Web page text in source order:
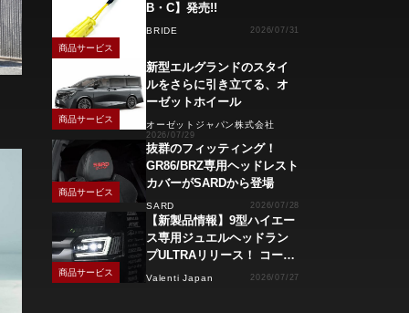
商品サービス
B・C】発売!!
BRIDE 2026/07/31
商品サービス
新型エルグランドのスタイ
ルをさらに引き立てる、オ
ーゼットホイール
オーゼットジャパン株式会社
2026/07/29
商品サービス
抜群のフィッティング！
GR86/BRZ専用ヘッドレスト
カバーがSARDから登場
SARD 2026/07/28
商品サービス
【新製品情報】9型ハイエー
ス専用ジュエルヘッドラン
プULTRAリリース！ コーナ
ーリングランプ、キーレス
Valenti Japan 2026/07/27